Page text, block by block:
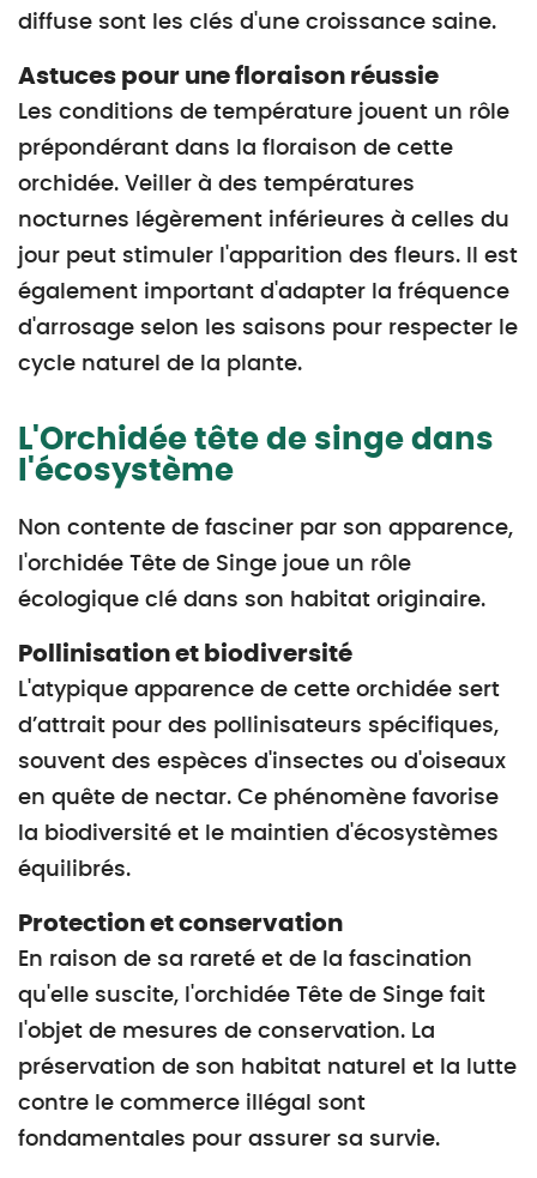
diffuse sont les clés d'une croissance saine.
Astuces pour une floraison réussie
Les conditions de température jouent un rôle
prépondérant dans la floraison de cette
orchidée. Veiller à des températures
nocturnes légèrement inférieures à celles du
jour peut stimuler l'apparition des fleurs. Il est
également important d'adapter la fréquence
d'arrosage selon les saisons pour respecter le
cycle naturel de la plante.
L'Orchidée tête de singe dans
l'écosystème
Non contente de fasciner par son apparence,
l'orchidée Tête de Singe joue un rôle
écologique clé dans son habitat originaire.
Pollinisation et biodiversité
L'atypique apparence de cette orchidée sert
d’attrait pour des pollinisateurs spécifiques,
souvent des espèces d'insectes ou d'oiseaux
en quête de nectar. Ce phénomène favorise
la biodiversité et le maintien d'écosystèmes
équilibrés.
Protection et conservation
En raison de sa rareté et de la fascination
qu'elle suscite, l'orchidée Tête de Singe fait
l'objet de mesures de conservation. La
préservation de son habitat naturel et la lutte
contre le commerce illégal sont
fondamentales pour assurer sa survie.